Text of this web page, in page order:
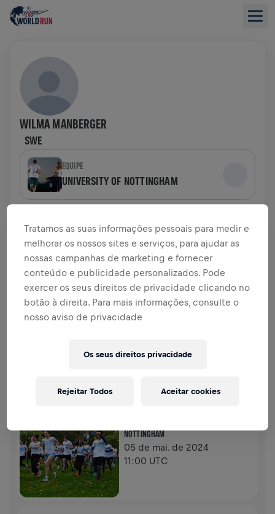
WILMA MANBERGER
SWE
EQUIPE
UNIVERSITY OF NOTTINGHAM
US$ 0,00 ARRECADADOS DE US$ 0,00 OBJETIVO
DOAÇÕES DOE
Doe para fazer a diferença! 100% da sua doação vai
para a pesquisa sobre lesões na medula espinhal.
NOTTINGHAM
05 de mai. de 2024
11:00 UTC
Tratamos as suas informações pessoais para medir e
melhorar os nossos sites e serviços, para ajudar as
nossas campanhas de marketing e fornecer
conteúdo e publicidade personalizados. Pode
exercer os seus direitos de privacidade clicando no
botão à direita. Para mais informações, consulte o
nosso aviso de privacidade
Os seus direitos privacidade
Rejeitar Todos Aceitar cookies